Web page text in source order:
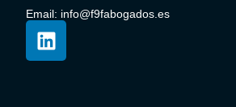
Email: info@f9fabogados.es